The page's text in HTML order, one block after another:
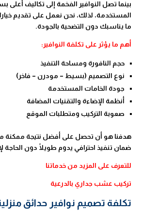
بينما تصل النوافير الفخمة إلى تكاليف أعلى
المستخدمة، لذلك، نحن نعمل على تقديم
ما يناسبك دون التضحية بالجودة.
أهم ما يؤثر على تكلفة النوافير:
حجم النافورة ومساحة التنفيذ
نوع التصميم (بسيط – مودرن – فاخر)
جودة الخامات المستخدمة
أنظمة الإضاءة والتقنيات المضافة
صعوبة التركيب ومتطلبات الموقع
هدفنا هو أن تحصل على أفضل نتيجة ممكنة
ضمان تنفيذ احترافي يدوم طويلًا دون الحاجة
للتعرف على المزيد من خدماتنا
تركيب عشب جداري بالدرعية
تكلفة تصميم نوافير حدائق